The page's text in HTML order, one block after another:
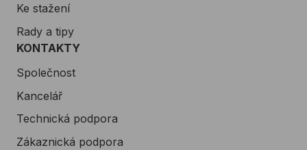
Ke stažení
Rady a tipy
KONTAKTY
Společnost
Kancelář
Technická podpora
Zákaznická podpora